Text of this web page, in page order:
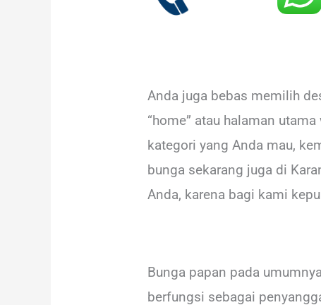
Anda juga bebas memilih
“home” atau halaman
kategori yang Anda mau,
bunga sekarang juga di
Anda, karena bagi kami
Bunga papan pada
berfungsi sebagai